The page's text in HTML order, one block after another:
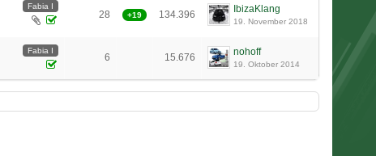
Fabia I
28 +19 134.396 IbizaKlang
19. November 2018
Fabia I
6 15.676 nohoff
19. Oktober 2014